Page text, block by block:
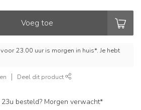
Voeg toe
23.00 uur is morgen in huis*. Je hebt
Deel dit product
besteld? Morgen verwacht*